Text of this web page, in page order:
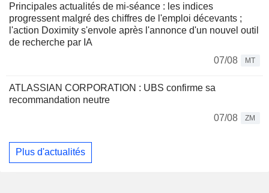
Principales actualités de mi-séance : les indices
progressent malgré des chiffres de l'emploi décevants ;
l'action Doximity s'envole après l'annonce d'un nouvel outil
de recherche par IA
07/08
MT
ATLASSIAN CORPORATION : UBS confirme sa
recommandation neutre
07/08
ZM
Plus d'actualités